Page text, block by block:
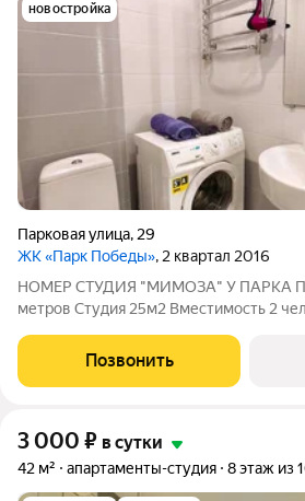
новостройка
Парковая улица, 29
ЖК «Парк Победы», 2 квартал 2016
НОМЕР СТУДИЯ "МИМОЗА" У ПАРКА
метров Студия 25м2 Вместимость 2
документы предоставляются по
НОМЕРЕ: двуспальная кровать 160200 с
Позвонить
3 000 ₽ в сутки
42 м² апартаменты-студия 8 этаж из